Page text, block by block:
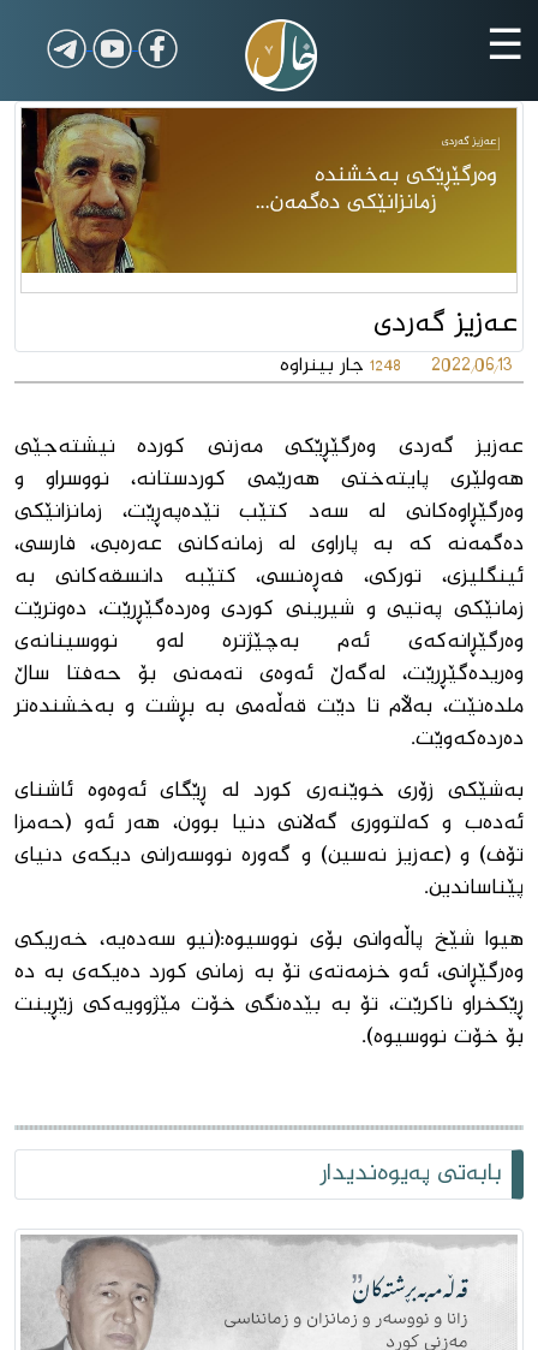
☰
عەزیز گەردى
2022/06/13
1248 جار بینراوە
عەزیز گەردی وەرگێڕێکی مەزنی کوردە نیشتەجێی
هەولێری پایتەختی هەرێمی کوردستانە، نووسراو و
وەرگێڕاوەکانی لە سەد کتێب تێدەپەڕێت، زمانزانێکی
دەگمەنە کە بە پاراوی لە زمانەکانی عەرەبی، فارسی،
ئینگلیزی، تورکی، فەڕەنسی، کتێبە دانسقەکانی بە
زمانێکی پەتیی و شیرینی کوردی وەردەگێڕرێت، دەوترێت
وەرگێڕانەکەی ئەم بەچێژترە لەو نووسینانەی
وەریدەگێڕرێت، لەگەڵ ئەوەی تەمەنی بۆ حەفتا ساڵ
ملدەنێت، بەڵام تا دێت قەڵەمی بە بڕشت و بەخشندەتر
دەردەکەوێت.
بەشێکی زۆری خوێنەری کورد لە ڕێگای ئەوەوە ئاشنای
ئەدەب و کەلتووری گەلانی دنیا بوون، هەر ئەو (حەمزا
تۆف) و (عەزیز نەسین) و گەورە نووسەرانی دیکەی دنیای
پێناساندین.
هیوا شێخ پاڵەوانی بۆی نووسیوە:(نیو سەدەیە، خەریکی
وەرگێڕانی، ئەو خزمەتەی تۆ بە زمانی کورد دەیکەی بە دە
ڕێکخراو ناکرێت، تۆ بە بێدەنگی خۆت مێژوویەکی زێڕینت
بۆ خۆت نووسیوە).
بابەتی پەیوەندیدار